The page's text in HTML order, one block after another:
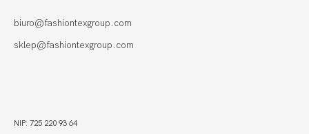
biuro@fashiontexgroup.com
sklep@fashiontexgroup.com
NIP: 725 220 93 64